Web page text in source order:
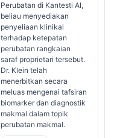
Perubatan di Kantesti AI,
beliau menyediakan
penyeliaan klinikal
terhadap ketepatan
perubatan rangkaian
saraf proprietari tersebut.
Dr. Klein telah
menerbitkan secara
meluas mengenai tafsiran
biomarker dan diagnostik
makmal dalam topik
perubatan makmal.